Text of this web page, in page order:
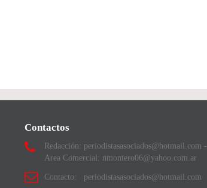
Contactos
Redacción: periodistasasociados@hotmail.com -
Area Comercial: nmontero06@yahoo.com.ar
Contacto: periodistasasociados@hotmail.com